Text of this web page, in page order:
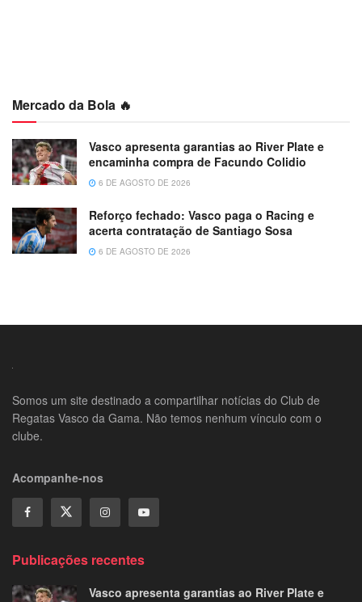
Mercado da Bola 🔥
Vasco apresenta garantias ao River Plate e
encaminha compra de Facundo Colidio
6 DE AGOSTO DE 2026
Reforço fechado: Vasco paga o Racing e
acerta contratação de Santiago Sosa
6 DE AGOSTO DE 2026
Somos um site destinado a compartilhar notícias do Club de
Regatas Vasco da Gama. Não temos nenhum vínculo com o
clube.
Acompanhe-nos
Publicações recentes
Vasco apresenta garantias ao River Plate e